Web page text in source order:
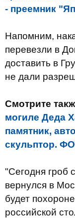
- преемник
Напомним,
перевезли в
доставить в
не дали
Смотрите
могиле Деда
памятник,
скульптор.
"Сегодня гроб
вернулся в
будет
российской